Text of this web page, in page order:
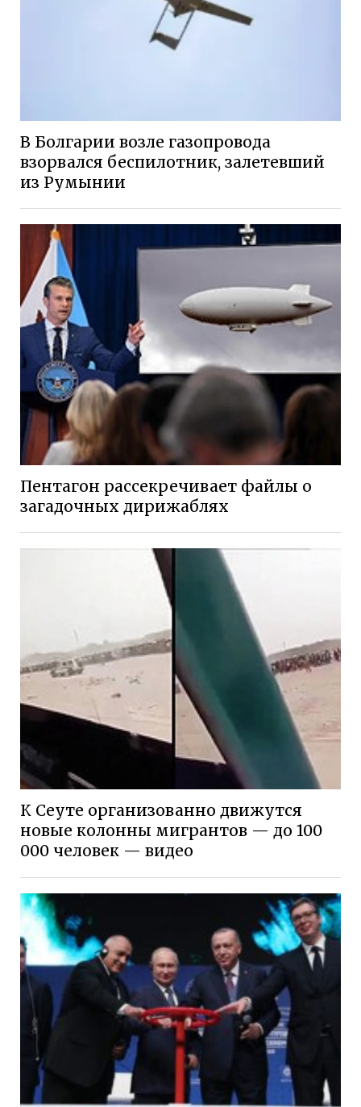
В Болгарии возле газопровода
взорвался беспилотник, залетевший
из Румынии
Пентагон рассекречивает файлы о
загадочных дирижаблях
К Сеуте организованно движутся
новые колонны мигрантов — до 100
000 человек — видео